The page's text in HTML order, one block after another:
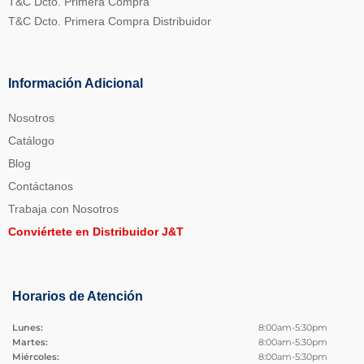
T&C Dcto. Primera Compra Distribuidor
Información Adicional
Nosotros
Catálogo
Blog
Contáctanos
Trabaja con Nosotros
Conviértete en Distribuidor J&T
Horarios de Atención
Lunes:
8:00am-5:30pm
Martes:
8:00am-5:30pm
Miércoles:
8:00am-5:30pm